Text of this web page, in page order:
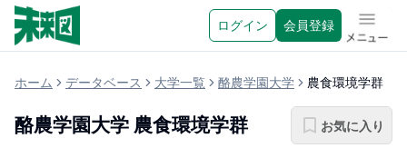
ログイン 会員登録 メニュ
ホーム データベース 大学一覧 酪農学園大学 農食環境学群
酪農学園大学 農食環境学群 お気に入り